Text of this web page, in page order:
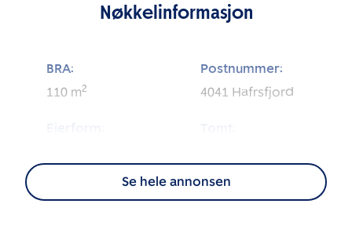
Nøkkelinformasjon
BRA:
110 m2
Postnummer:
4041 Hafrsfjord
Energimerking:
BRA-i:
Se hele annonsen